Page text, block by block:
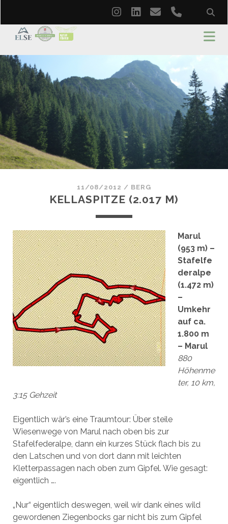
instagram
linkedin
emailphone
11/08/2012 / BERG
KELLASPITZE (2.017 M)
Marul
(953 m) –
Stafelfe
deralpe
(1.472 m)
–
Umkehr
auf ca.
1.800 m
– Marul
880
Höhenme
ter, 10 km,
3:15 Gehzeit
Eigentlich wär’s eine Traumtour: Über steile
Wiesenwege von Marul nach oben bis zur
Stafelfederalpe, dann ein kurzes Stück flach bis zu
den Latschen und von dort dann mit leichten
Kletterpassagen nach oben zum Gipfel. Wie gesagt:
eigentlich ….
„Nur“ eigentlich deswegen, weil wir dank eines wild
gewordenen Ziegenbocks gar nicht bis zum Gipfel